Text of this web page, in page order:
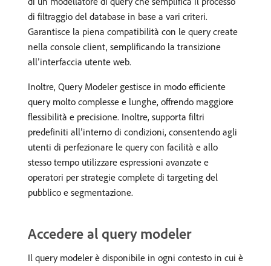
di filtraggio del database in base a vari criteri.
Garantisce la piena compatibilità con le query create
nella console client, semplificando la transizione
all’interfaccia utente web.
Inoltre, Query Modeler gestisce in modo efficiente
query molto complesse e lunghe, offrendo maggiore
flessibilità e precisione. Inoltre, supporta filtri
predefiniti all’interno di condizioni, consentendo agli
utenti di perfezionare le query con facilità e allo
stesso tempo utilizzare espressioni avanzate e
operatori per strategie complete di targeting del
pubblico e segmentazione.
Accedere al query modeler
Il query modeler è disponibile in ogni contesto in cui è